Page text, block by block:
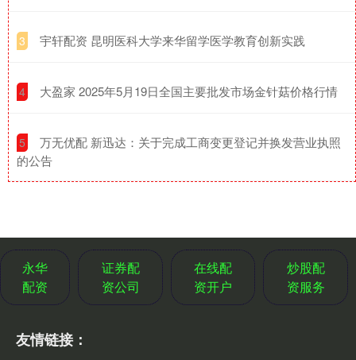
3 ​宇轩配资 昆明医科大学来华留学医学教育创新实践
4 ​大盈家 2025年5月19日全国主要批发市场金针菇价格行情
5
​万无优配 新迅达：关于完成工商变更登记并换发营业执照
的公告
永华
配资
证券配
资公司
在线配
资开户
炒股配
资服务
友情链接：